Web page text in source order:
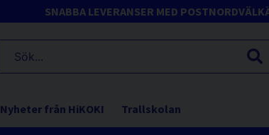
SNABBA LEVERANSER MED POSTNORD
Nyheter från HiKOKI Trallskolan